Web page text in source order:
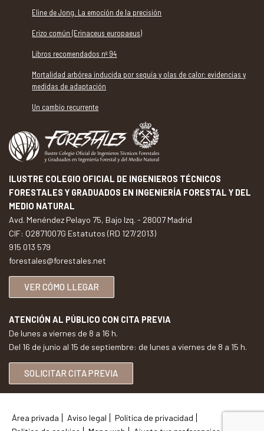
Eline de Jong. La emoción de la precisión
Erizo común (Erinaceus europaeus)
Libros recomendados nº 94
Mortalidad arbórea inducida por sequía y olas de calor: evidencias y
medidas de adaptación
Un cambio recurrente
ILUSTRE COLEGIO OFICIAL DE INGENIEROS TÉCNICOS
FORESTALES Y GRADUADOS EN INGENIERÍA FORESTAL Y DEL
MEDIO NATURAL
Avd. Menéndez Pelayo 75, Bajo Izq. - 28007 Madrid
CIF: Q2871007G Estatutos (RD 127/2013)
915 013 579
forestales@forestales.net
VER CÓMO LLEGAR
ATENCIÓN AL PÚBLICO CON CITA PREVIA
De lunes a viernes de 8 a 16 h.
Del 16 de junio al 15 de septiembre: de lunes a viernes de 8 a 15 h.
SOLICITAR CITA PREVIA
Área privada Aviso legal
Política de privacidad